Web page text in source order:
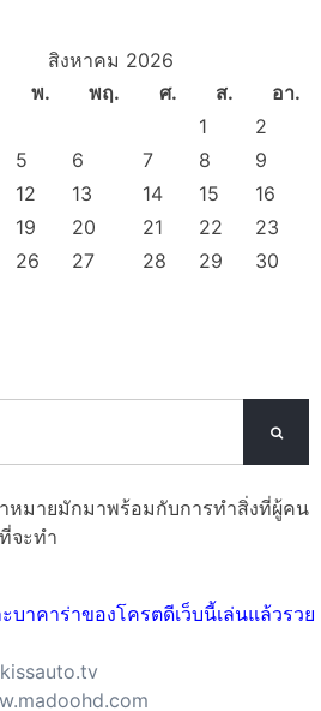
สิงหาคม 2026
พ. พฤ. ศ. ส.
อา.
1
2
5 6 7 8
9
12 13 14 15
16
19 20 21 22
23
26 27 28 29
30

าหมายมักมาพร้อมกับการทำสิ่งที่ผู้คน
จะทำ
บาคาร่าของโครตดีเว็บนี้เล่นแล้วรวย